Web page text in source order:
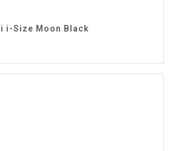
i-Size Moon Black